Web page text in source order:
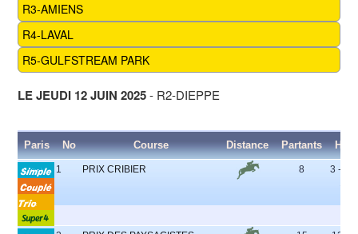
R3-AMIENS
R4-LAVAL
R5-GULFSTREAM PARK
LE JEUDI 12 JUIN 2025- R2-DIEPPE
Paris No Course Distance Partants
1 PRIX CRIBIER 8
3 - 4 -